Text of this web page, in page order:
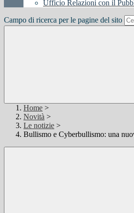
Ufficio Relazioni con il
Campo di ricerca per le pagine del sito
Home >
Novità >
Le notizie >
Bullismo e Cyberbullismo: una